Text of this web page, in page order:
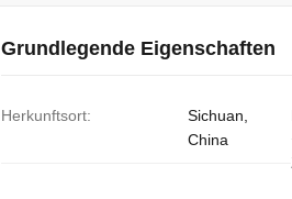
Grundlegende Eigenschaften
Herkunftsort:
Sichuan,
China